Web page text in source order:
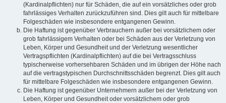
(Kardinalpflichten) nur für Schäden, die auf ein vorsätzliches oder grob
fahrlässiges Verhalten zurückzuführen sind. Dies gilt auch für mittelbare
Folgeschäden wie insbesondere entgangenen Gewinn.
Die Haftung ist gegenüber Verbrauchern außer bei vorsätzlichem oder
grob fahrlässigem Verhalten oder bei Schäden aus der Verletzung von
Leben, Körper und Gesundheit und der Verletzung wesentlicher
Vertragspflichten (Kardinalpflichten) auf die bei Vertragsschluss
typischerweise vorhersehbaren Schäden und im übrigen der Höhe nach
auf die vertragstypischen Durchschnittsschäden begrenzt. Dies gilt auch
für mittelbare Folgeschäden wie insbesondere entgangenen Gewinn.
Die Haftung ist gegenüber Unternehmern außer bei der Verletzung von
Leben, Körper und Gesundheit oder vorsätzlichem oder grob